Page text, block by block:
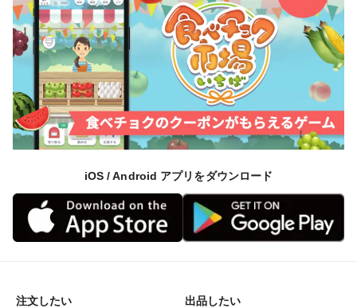
iOS / Android アプリをダウンロード
注文したい 出品したい